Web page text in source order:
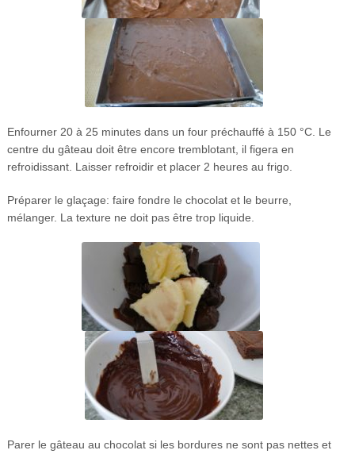
Enfourner 20 à 25 minutes dans un four préchauffé à 150 °C. Le
centre du gâteau doit être encore tremblotant, il figera en
refroidissant. Laisser refroidir et placer 2 heures au frigo.
Préparer le glaçage: faire fondre le chocolat et le beurre,
mélanger. La texture ne doit pas être trop liquide.
Parer le gâteau au chocolat si les bordures ne sont pas nettes et